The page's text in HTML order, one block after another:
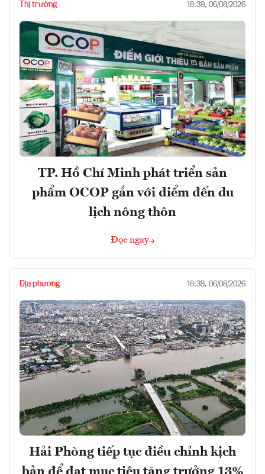
Thị trường 18:39, 06/08/2026
TP. Hồ Chí Minh phát triển sản
phẩm OCOP gắn với điểm đến du
lịch nông thôn
Đọc ngay
Địa phương 18:39, 06/08/2026
Hải Phòng tiếp tục điều chỉnh kịch